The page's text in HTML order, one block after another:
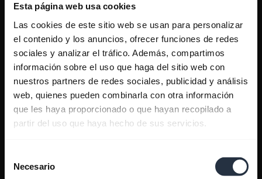
Esta página web usa cookies
Las cookies de este sitio web se usan para personalizar
el contenido y los anuncios, ofrecer funciones de redes
sociales y analizar el tráfico. Además, compartimos
información sobre el uso que haga del sitio web con
nuestros partners de redes sociales, publicidad y análisis
web, quienes pueden combinarla con otra información
que les haya proporcionado o que hayan recopilado a
partir del uso que haya hecho de sus servicios.
Necesario